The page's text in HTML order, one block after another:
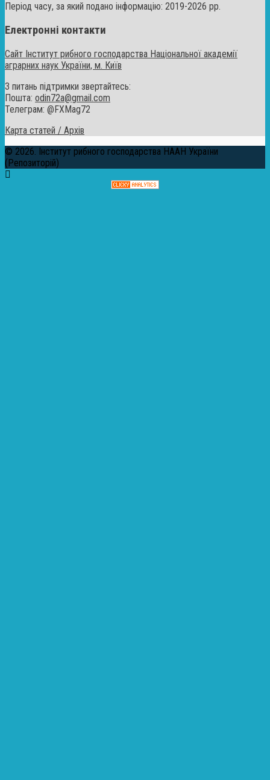
Період часу, за який подано інформацію: 2019-2026 рр.
Електронні контакти
Сайт Інститут рибного господарства Національної академії
аграрних наук України, м. Київ
З питань підтримки звертайтесь:
Пошта: odin72a@gmail.com
Телеграм: @FXMag72
Карта статей / Архів
© 2026. Інститут рибного господарства НААН України
(Репозиторій)